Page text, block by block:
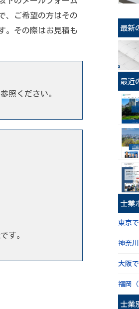
、ご希望の方はその
。その際はお見積も
照ください。
す。
最新
最近
士業
東京
神奈
大阪
福岡
士業